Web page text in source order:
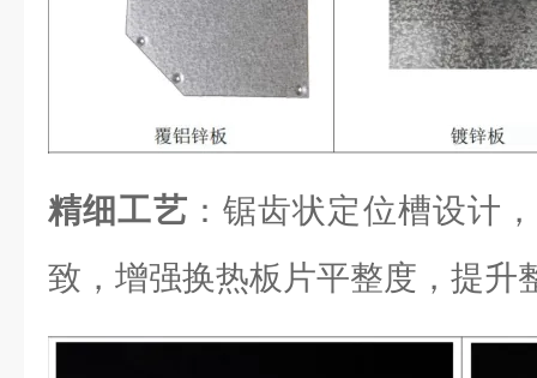
精细工艺 ：锯齿状定位槽设计
致，增强换热板片平整度，提升